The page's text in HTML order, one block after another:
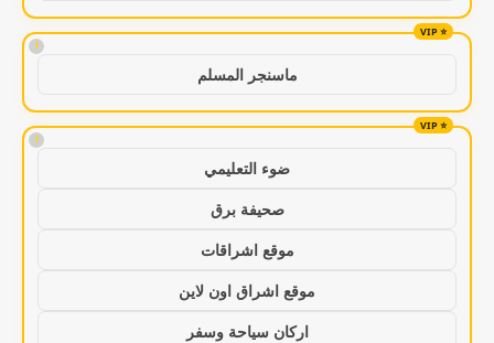
!
ماسنجر المسلم
!
ضوء التعليمي
صحيفة برق
موقع اشراقات
موقع اشراق اون لاين
اركان سياحة وسفر